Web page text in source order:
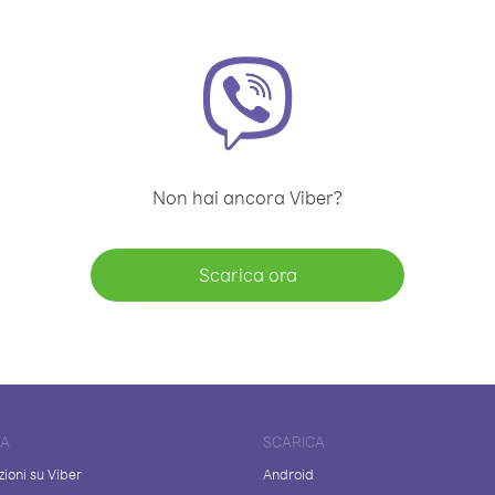
Non hai ancora Viber?
Scarica ora
su Viber
SCARICA
Android